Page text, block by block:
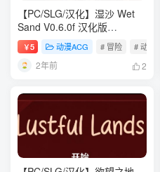
【PC/SLG/汉化】湿沙 Wet
Sand V0.6.0f 汉化版
【1.3G】
￥5 动漫ACG # 冒险 # 动作
2年前 2